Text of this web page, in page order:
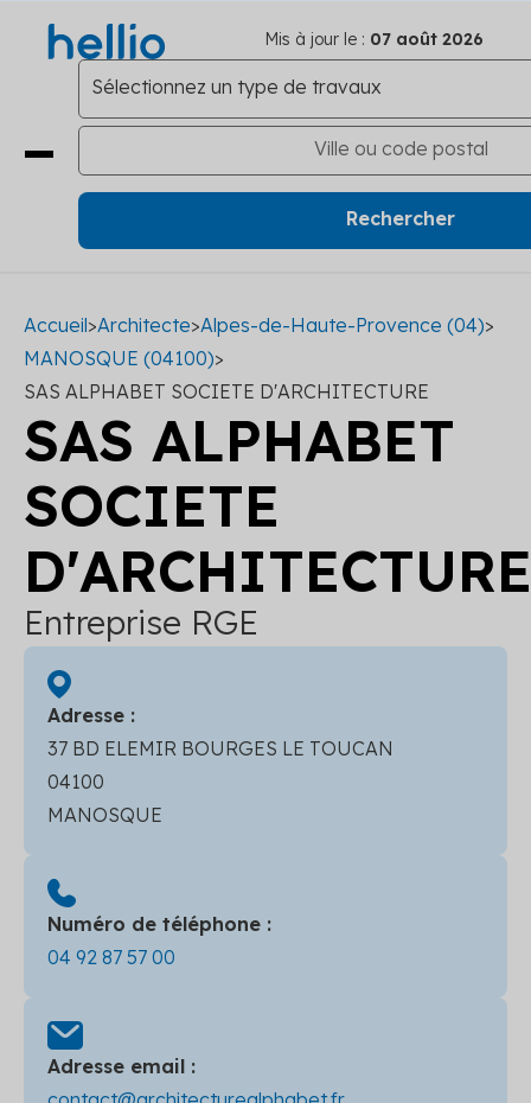
Mis à jour le : 07 août 2026
Accueil>Architecte>Alpes-de-Haute-Provence (04)>
MANOSQUE (04100)>
SAS ALPHABET SOCIETE D'ARCHITECTURE
SAS ALPHABET
SOCIETE
D'ARCHITECTURE
Entreprise RGE
Adresse :
37 BD ELEMIR BOURGES LE TOUCAN
04100
MANOSQUE
Numéro de téléphone :
04 92 87 57 00
Adresse email :